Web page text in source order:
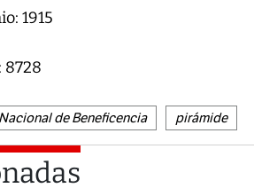
1915
8728
de Beneficencia pirámide